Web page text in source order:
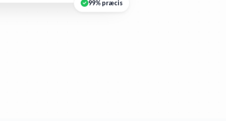
99% præcis